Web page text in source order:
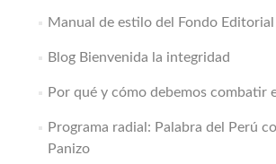
Manual de estilo del Fondo Editorial
Blog Bienvenida la integridad
Por qué y cómo debemos combatir
Programa radial: Palabra del Perú
Panizo